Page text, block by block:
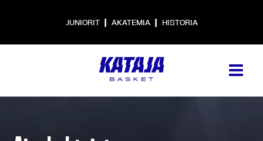
JUNIORIT | AKATEMIA | HISTORIA